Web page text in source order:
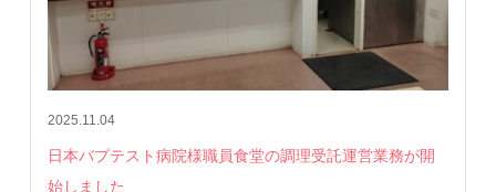
2025.11.04
日本バプテスト病院様職員食堂の調理受託運営業務が開
始しました